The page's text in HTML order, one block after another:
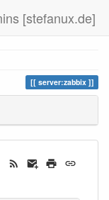
[stefanux.de]
server:zabbix